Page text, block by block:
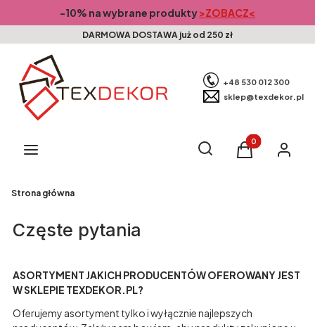
-10% na wybrane produkty>ZOBACZ<
DARMOWA DOSTAWA już od 250 zł
+48 530 012 300
sklep@texdekor.pl
Menu Otwórz wyszukiwarkę
Szukaj Produkty w
Koszyk Zaloguj
Strona główna
Częste pytania
ASORTYMENT JAKICH PRODUCENTÓW OFEROWANY JEST
W SKLEPIE TEXDEKOR.PL?
Oferujemy asortyment tylko i wyłącznie najlepszych